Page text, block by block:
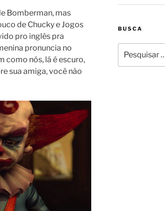
Bomberman, mas
de Chucky e Jogos
pro inglês pra
pronuncia no
como nós, lá é escuro,
sua amiga, você não
BUSCA
por: